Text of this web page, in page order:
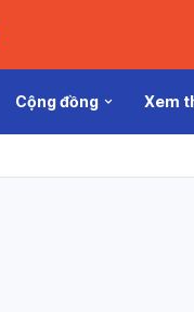
Cộng đồng Xem